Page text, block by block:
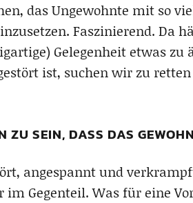
das Ungewohnte mit so
Faszinierend. Da
Gelegenheit etwas zu
ist, suchen wir zu
ZU SEIN, DASS DAS
angespannt und
Gegenteil. Was für eine